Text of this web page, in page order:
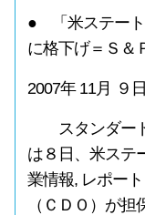
● 「米ステート
に格下げ＝Ｓ＆
2007年 11月 ９
スタンダード
は８日、米ステ
業情報, レポー
（ＣＤＯ）が